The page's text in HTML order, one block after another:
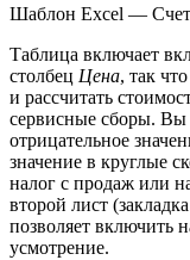
Шаблон Excel — Счет
Таблица включает
столбец Цена, так
и рассчитать
сервисные сборы. Вы
отрицательное
значение в круглые
налог с продаж или
второй лист
позволяет включить
усмотрение.